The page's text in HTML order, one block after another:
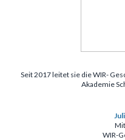
Seit 2017 leitet sie die WIR-
Akademie
WIR-